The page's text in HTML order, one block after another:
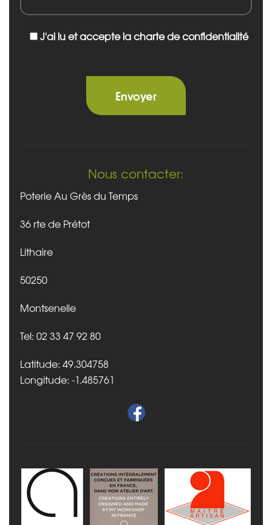
J'ai lu et accepte la charte de confidentialité
Nous contacter:
Poterie Au Grès du Temps
36 rte de Prétot
Lithaire
50250
Montsenelle
Tel: 02 33 47 92 80
Latitude: 49.304758
Longitude: -1.485761